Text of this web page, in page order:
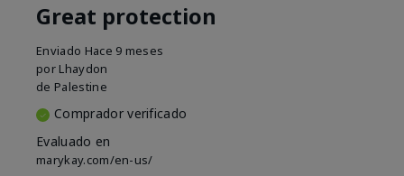
Great protection
Enviado Hace 9 meses
por Lhaydon
de Palestine
Comprador verificado
Evaluado en
marykay.com/en-us/